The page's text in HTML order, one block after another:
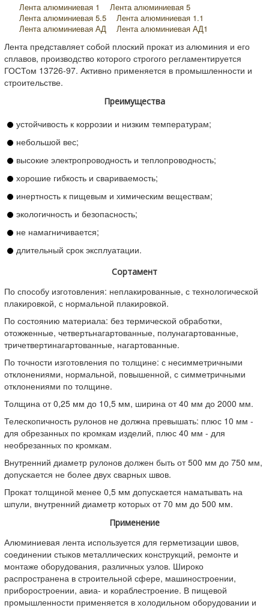
Лента алюминиевая 1
Лента алюминиевая 5
Лента алюминиевая 5.5
Лента алюминиевая 1.1
Лента алюминиевая АД
Лента алюминиевая АД1
Лента алюминиевая АД1Н
Лента алюминиевая ГОСТ 13726-97
Лента представляет собой плоский прокат из алюминия и его
сплавов, производство которого строгого регламентируется
ГОСТом 13726-97. Активно применяется в промышленности и
строительстве.
Преимущества
устойчивость к коррозии и низким температурам;
небольшой вес;
высокие электропроводность и теплопроводность;
хорошие гибкость и свариваемость;
инертность к пищевым и химическим веществам;
экологичность и безопасность;
не намагничивается;
длительный срок эксплуатации.
Сортамент
По способу изготовления: неплакированные, с технологической
плакировкой, с нормальной плакировкой.
По состоянию материала: без термической обработки,
отожженные, четвертьнагартованные, полунагартованные,
тричетвертинагартованные, нагартованные.
По точности изготовления по толщине: с несимметричными
отклонениями, нормальной, повышенной, с симметричными
отклонениями по толщине.
Толщина от 0,25 мм до 10,5 мм, ширина от 40 мм до 2000 мм.
Телескопичность рулонов не должна превышать: плюс 10 мм -
для обрезанных по кромкам изделий, плюс 40 мм - для
необрезанных по кромкам.
Внутренний диаметр рулонов должен быть от 500 мм до 750 мм,
допускается не более двух сварных швов.
Прокат толщиной менее 0,5 мм допускается наматывать на
шпули, внутренний диаметр которых от 70 мм до 500 мм.
Применение
Алюминиевая лента используется для герметизации швов,
соединении стыков металлических конструкций, ремонте и
монтаже оборудования, различных узлов. Широко
распространена в строительной сфере, машиностроении,
приборостроении, авиа- и кораблестроение. В пищевой
промышленности применяется в холодильном оборудовании и